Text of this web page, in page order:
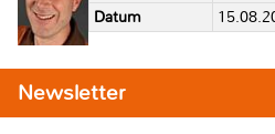
Datum
Newsletter